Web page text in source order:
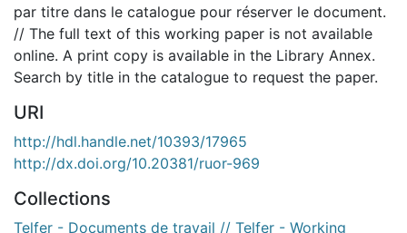
par titre dans le catalogue pour réserver le document.
// The full text of this working paper is not available
online. A print copy is available in the Library Annex.
Search by title in the catalogue to request the paper.
URI
http://hdl.handle.net/10393/17965
http://dx.doi.org/10.20381/ruor-969
Collections
Telfer - Documents de travail // Telfer - Working